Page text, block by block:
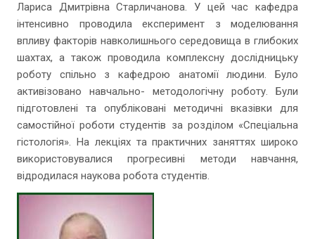
Лариса Дмитрівна Старличанова. У цей час кафедра
інтенсивно проводила експеримент з моделювання
впливу факторів навколишнього середовища в глибоких
шахтах, а також проводила комплексну дослідницьку
роботу спільно з кафедрою анатомії людини. Було
активізовано навчально- методологічну роботу. Були
підготовлені та опубліковані методичні вказівки для
самостійної роботи студентів за розділом «Спеціальна
гістологія». На лекціях та практичних заняттях широко
використовувалися прогресивні методи навчання,
відродилася наукова робота студентів.